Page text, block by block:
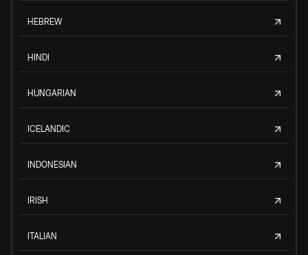
HEBREW
HINDI
HUNGARIAN
ICELANDIC
INDONESIAN
IRISH
ITALIAN